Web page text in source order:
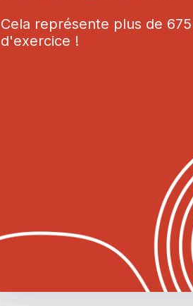
Cela représente plus de
d'exercice !